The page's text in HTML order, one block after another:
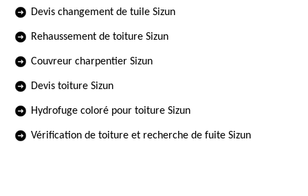
Devis changement de tuile Sizun
Rehaussement de toiture Sizun
Couvreur charpentier Sizun
Devis toiture Sizun
Hydrofuge coloré pour toiture Sizun
Vérification de toiture et recherche de fuite Sizun